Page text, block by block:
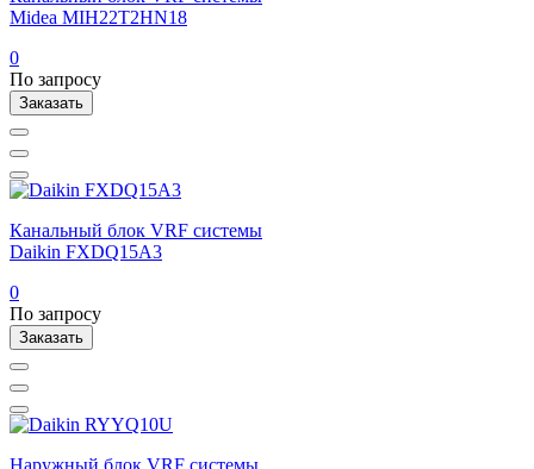
Midea MIH22T2HN18
0
По запросу
Заказать
Канальный блок VRF системы
Daikin FXDQ15A3
0
По запросу
Заказать
Наружный блок VRF системы